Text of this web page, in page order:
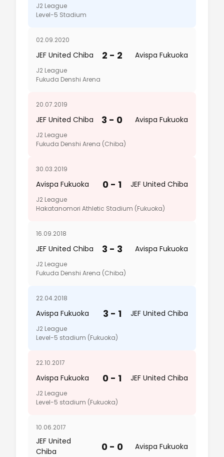
J2 League
Level-5 Stadium
02.09.2020
JEF United Chiba 2 - 2 Avispa Fukuoka
J2 League
Fukuda Denshi Arena
20.07.2019
JEF United Chiba 3 - 0 Avispa Fukuoka
J2 League
Fukuda Denshi Arena (Chiba)
30.03.2019
Avispa Fukuoka 0 - 1 JEF United Chiba
J2 League
Hakatanomori Athletic Stadium (Fukuoka)
16.09.2018
JEF United Chiba 3 - 3 Avispa Fukuoka
J2 League
Fukuda Denshi Arena (Chiba)
22.04.2018
Avispa Fukuoka 3 - 1 JEF United Chiba
J2 League
Level-5 stadium (Fukuoka)
22.10.2017
Avispa Fukuoka 0 - 1 JEF United Chiba
J2 League
Level-5 stadium (Fukuoka)
10.06.2017
JEF United
Chiba
0 - 0 Avispa Fukuoka